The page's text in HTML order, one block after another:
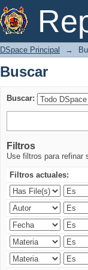
Buscar
DSpace Principal →
Buscar
Buscar:
Filtros
Use filtros para refinar
Filtros actuales: